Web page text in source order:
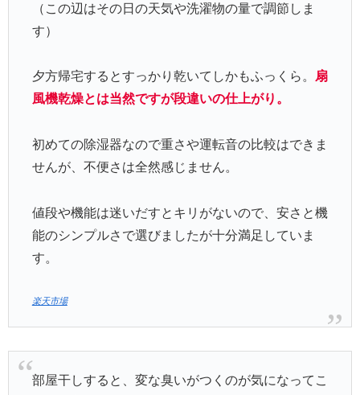
（この辺はその日の天気や洗濯物の量で調節しま
す）
夕方帰宅するとすっかり乾いてしかもふっくら。 扇
風機乾燥とは当然ですが段違いの仕上がり。
初めての除湿器なので重さや運転音の比較はできま
せんが、不便さは全然感じません。
値段や機能は迷いだすとキリがないので、安さと機
能のシンプルさで選びましたが十分満足していま
す。
楽天市場
部屋干しすると、変な臭いがつくのが気になってこ